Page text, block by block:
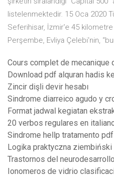
listelenmektedir. 15 Oca 2020
Seferihisar, İzmir'e 45 kilometre
Perşembe, Evliya Çelebi'nin,
Cours complet de mecanique
Download pdf alquran hadis
Zincir dişli devir hesabı
Sindrome diarreico agudo y
Format jadwal kegiatan
20 verbos regulares en
Sindrome hellp tratamento pdf
Logika praktyczna ziembiński
Trastornos del
Ionomeros de vidrio